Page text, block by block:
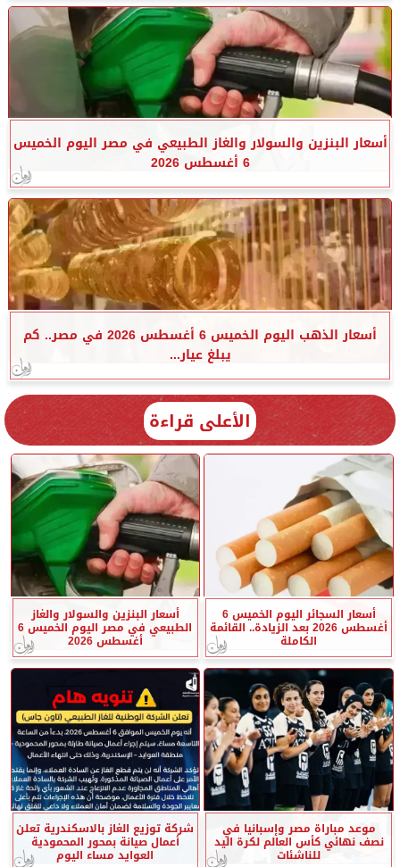
أسعار البنزين والسولار والغاز الطبيعي في مصر اليوم الخميس
6 أغسطس 2026
أسعار الذهب اليوم الخميس 6 أغسطس 2026 في مصر.. كم
يبلغ عيار...
الأعلى قراءة
أسعار السجائر اليوم الخميس 6
أغسطس 2026 بعد الزيادة.. القائمة
الكاملة
أسعار البنزين والسولار والغاز
الطبيعي في مصر اليوم الخميس 6
أغسطس 2026
موعد مباراة مصر وإسبانيا في
نصف نهائي كأس العالم لكرة اليد
للناشئات
شركة توزيع الغاز بالاسكندرية تعلن
أعمال صيانة بمحور المحمودية
العوايد مساء اليوم